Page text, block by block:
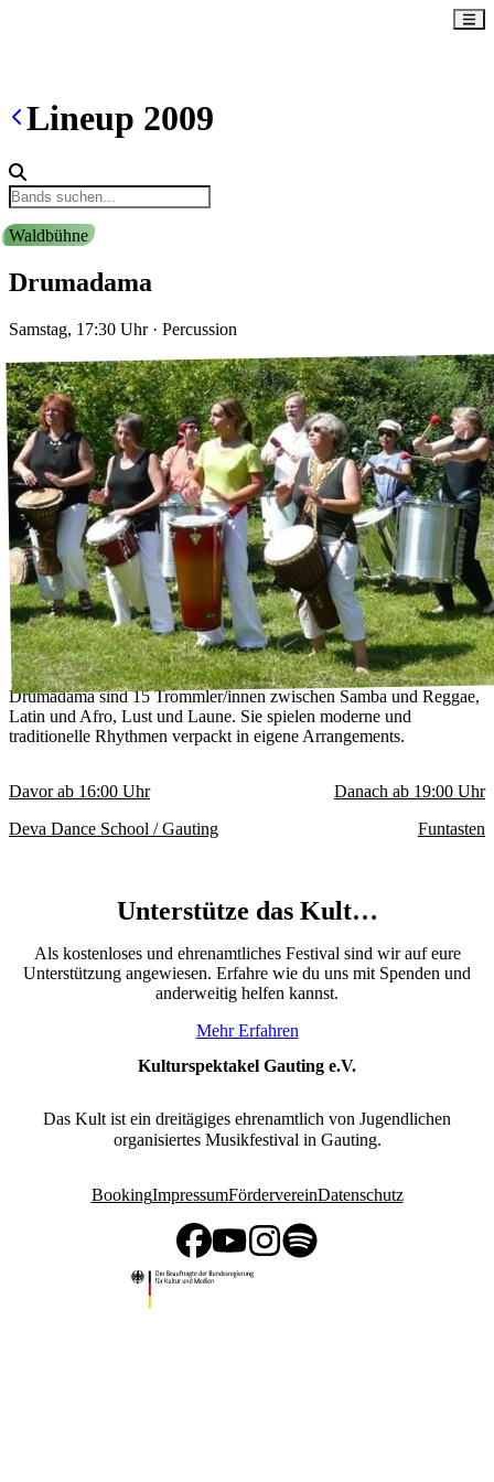
Lineup 2009
Waldbühne
Drumadama
Samstag, 17:30 Uhr· Percussion
Drumadama sind 15 Trommler/innen zwischen Samba und Reggae,
Latin und Afro, Lust und Laune. Sie spielen moderne und
traditionelle Rhythmen verpackt in eigene Arrangements.
Davor ab 16:00 Uhr
Deva Dance School / Gauting
Danach ab 19:00 Uhr
Funtasten
Unterstütze das Kult…
Als kostenloses und ehrenamtliches Festival sind wir auf eure
Unterstützung angewiesen. Erfahre wie du uns mit Spenden und
anderweitig helfen kannst.
Mehr Erfahren
Kulturspektakel Gauting e.V.
Das Kult ist ein dreitägiges ehrenamtlich von Jugendlichen
organisiertes Musikfestival in Gauting.
BookingImpressumFördervereinDatenschutz